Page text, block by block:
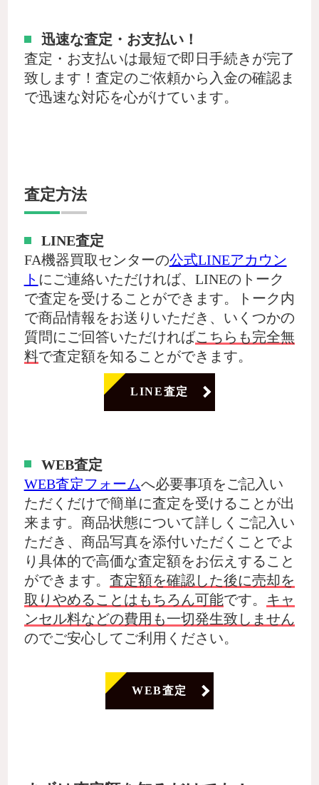
迅速な査定・お支払い！
査定・お支払いは最短で即日手続きが完了
致します！査定のご依頼から入金の確認ま
で迅速な対応を心がけています。
査定方法
LINE査定
FA機器買取センターの公式LINEアカウン
ト にご連絡いただければ、LINEのトーク
で査定を受けることができます。トーク内
で商品情報をお送りいただき、いくつかの
質問にご回答いただければこちらも完全無
料で査定額を知ることができます。
LINE査定
WEB査定
WEB査定フォームへ必要事項をご記入い
ただくだけで簡単に査定を受けることが出
来ます。商品状態について詳しくご記入い
ただき、商品写真を添付いただくことでよ
り具体的で高価な査定額をお伝えすること
ができます。 査定額を確認した後に売却を
取りやめることはもちろん可能です。
キャ
ンセル料などの費用も一切発生致しません
のでご安心してご利用ください。
WEB査定